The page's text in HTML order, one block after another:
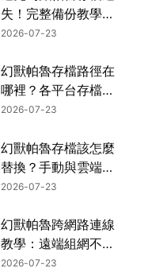
失！完整備份教學指
南！
2026-07-23
幻獸帕魯存檔路徑在
哪裡？各平台存檔位
置搜尋指南！
2026-07-23
幻獸帕魯存檔該怎麼
替換？手動與雲端存
檔兩種方案！
2026-07-23
幻獸帕魯跨網路連線
教學：遠端組網不再
卡頓的實用指南！
2026-07-23